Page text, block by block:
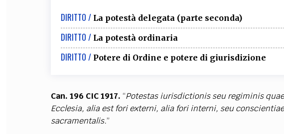
DIRITTO / La potestà delegata (parte seconda)
DIRITTO / La potestà ordinaria
DIRITTO / Potere di Ordine e potere di giurisdizione
Can. 196 CIC 1917. “Potestas iurisdictionis seu regiminis
Ecclesia, alia est fori externi, alia fori interni, seu
sacramentalis.”